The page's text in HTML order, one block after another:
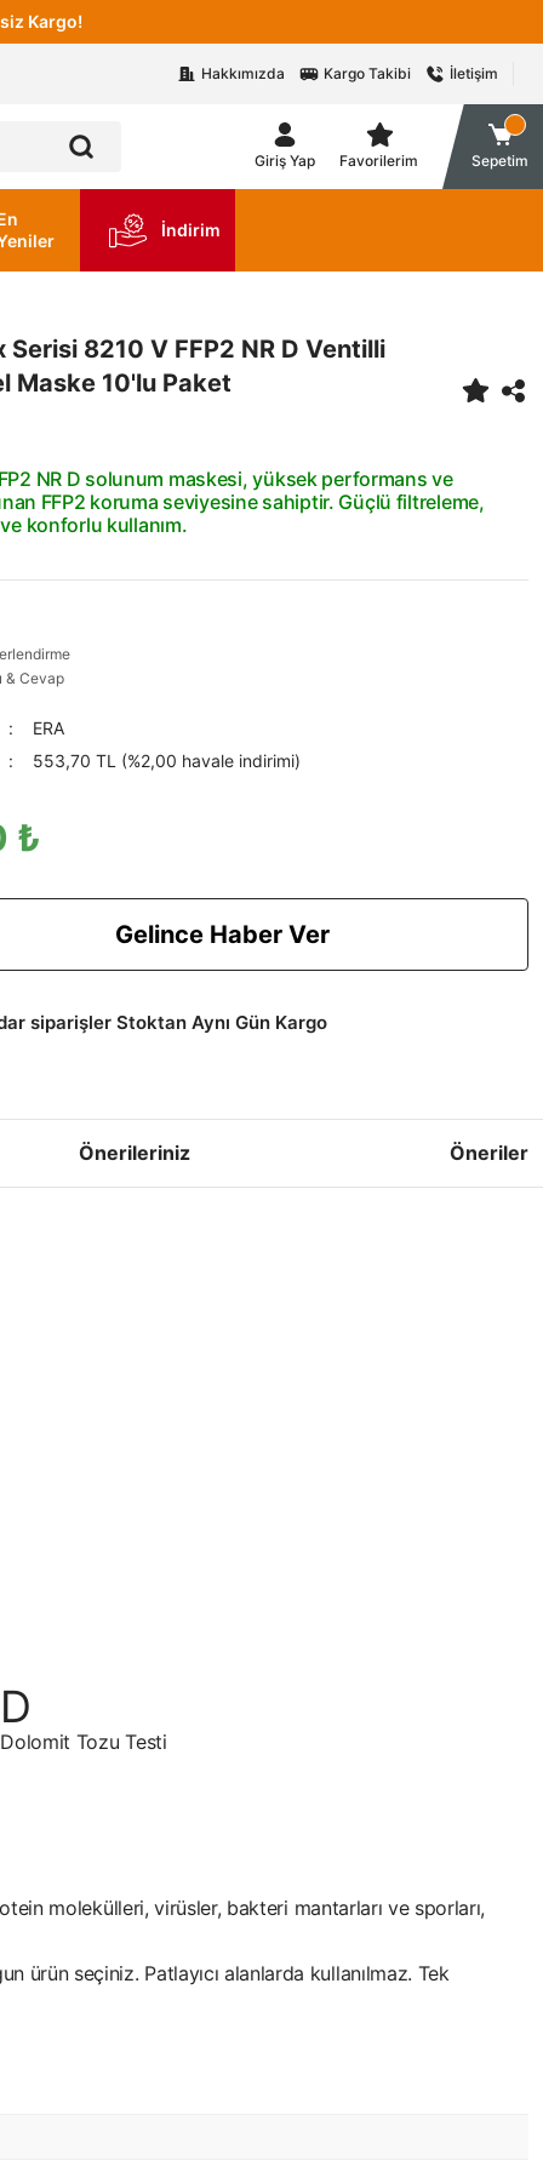
Kargo!
Hakkımızda Kargo Takibi İletişim
Giriş Yap Favorilerim Sepetim
İndirim
Serisi 8210 V FFP2 NR D Ventilli
Maske 10'lu Paket
NR D solunum maskesi, yüksek performans ve
FFP2 koruma seviyesine sahiptir. Güçlü filtreleme,
konforlu kullanım.
& Cevap
ERA
553,70 TL (%2,00 havale indirimi)
₺
Gelince Haber Ver
siparişler Stoktan Aynı Gün Kargo
Önerileriniz Öneriler
Dolomit Tozu Testi
molekülleri, virüsler, bakteri mantarları ve sporları,
ürün seçiniz. Patlayıcı alanlarda kullanılmaz. Tek